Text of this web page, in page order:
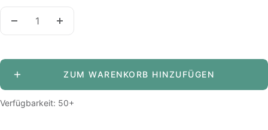
Menge
Menge
ZUM WARENKORB HINZUFÜGEN
Verfügbarkeit: 50+